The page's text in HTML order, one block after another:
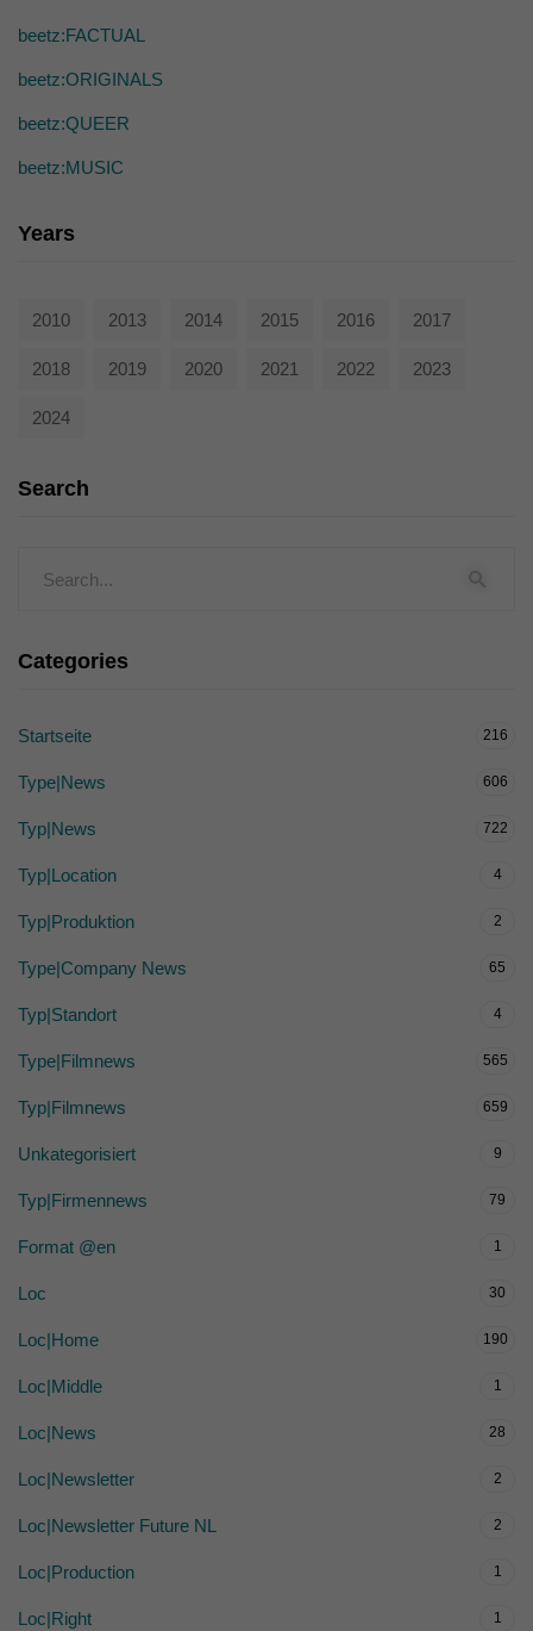
beetz:FACTUAL
beetz:ORIGINALS
beetz:QUEER
beetz:MUSIC
Years
2010 2013 2014 2015 2016 2017
2018 2019 2020 2021 2022 2023
2024
Search
Categories
Startseite 216
Type|News 606
Typ|News 722
Typ|Location 4
Typ|Produktion 2
Type|Company News 65
Typ|Standort 4
Type|Filmnews 565
Typ|Filmnews 659
Unkategorisiert 9
Typ|Firmennews 79
Format @en 1
Loc 30
Loc|Home 190
Loc|Middle 1
Loc|News 28
Loc|Newsletter 2
Loc|Newsletter Future NL 2
Loc|Production 1
Loc|Right 1